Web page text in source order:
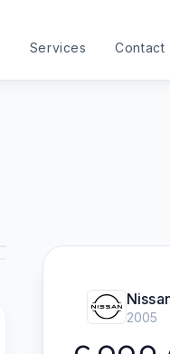
Services Contact
2005